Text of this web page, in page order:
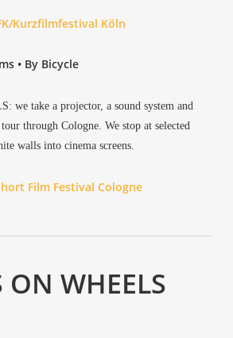
Kurzfilmfestival Köln
• By Bicycle
we take a pro­jec­tor, a sound sys­tem and
through Colo­gne. We stop at sel­ec­ted
walls into cine­ma screens.
Film Fes­ti­val Cologne
ON WHEELS